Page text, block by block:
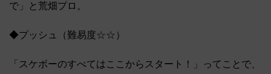
で」と荒畑プロ。
◆プッシュ（難易度☆☆）
「スケボーのすべてはここからスタート！」ってことで、